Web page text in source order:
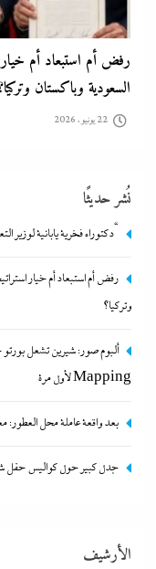
رفض أم استبعاد أم خيار
السعودية وباكستان
22 يونيو، 2026
ألبوم صور: شيرين تشعل
نُشر حديثًا
“دكتوراه فخرية يابانية
رفض أم استبعاد أم خيار
وتركيا؟
Mapping لأول مرة
بعد واقعة عاملة محل العطور:
جدل كبير حول كواليس حفل
الأرشيف